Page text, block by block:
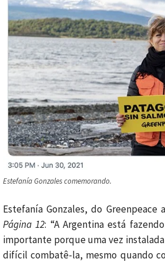
Estefanía Gonzales comemorando.
Estefanía Gonzales, do Greenpeace
Página 12: “A Argentina está
importante porque uma vez
difícil combatê-la, mesmo quando